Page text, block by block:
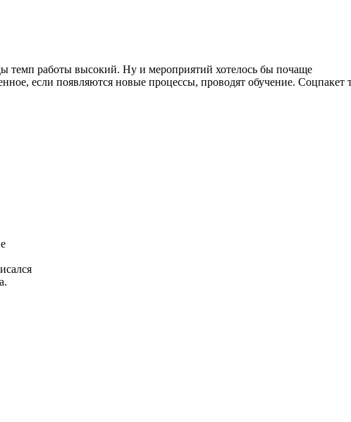
темп работы высокий. Ну и мероприятий хотелось бы почаще
если появляются новые процессы, проводят обучение.